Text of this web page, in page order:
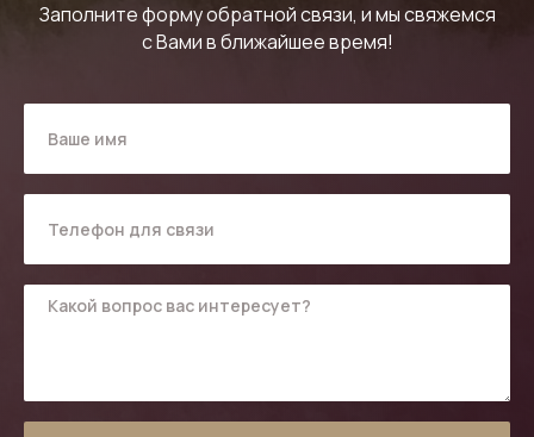
Заполните форму обратной связи, и мы свяжемся
с Вами в ближайшее время!